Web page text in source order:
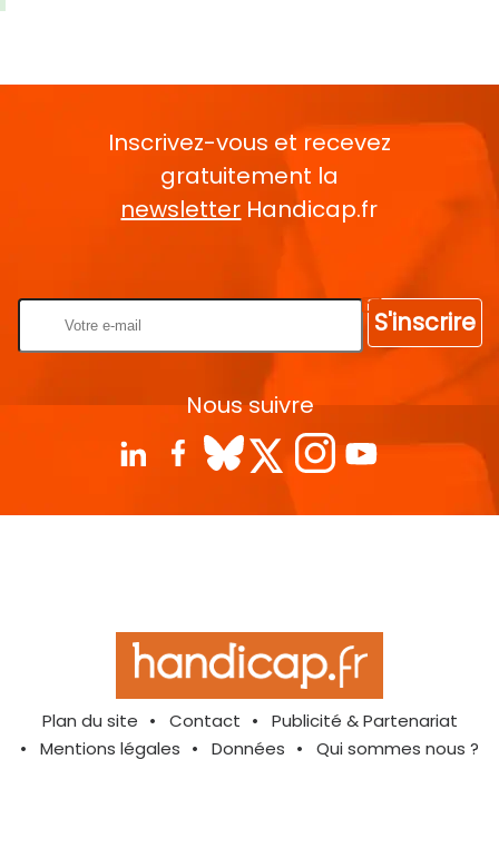
Inscrivez-vous et recevez
gratuitement la
newsletter Handicap.fr
S'inscrire
Nous suivre
Plan du site Contact
Publicité & Partenariat
Mentions légales
Données Qui sommes nous ?